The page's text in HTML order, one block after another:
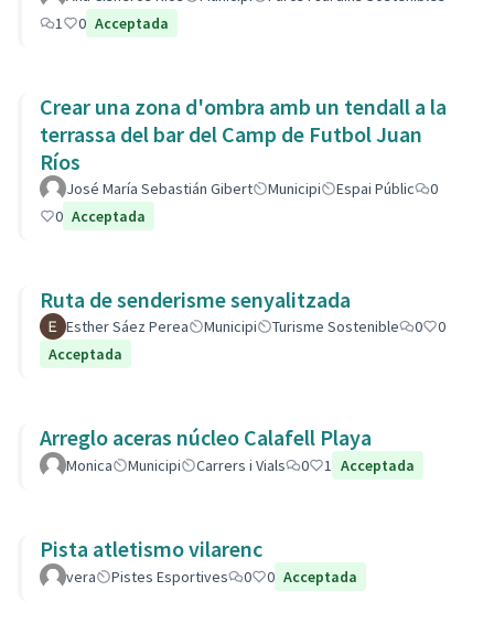
1
0 Acceptada
Crear una zona d'ombra amb un tendall a la
terrassa del bar del Camp de Futbol Juan
Ríos
José María Sebastián Gibert Municipi Espai Públic
0
0 Acceptada
Ruta de senderisme senyalitzada
Esther Sáez Perea Municipi Turisme Sostenible 0
0
Acceptada
Arreglo aceras núcleo Calafell Playa
Monica Municipi Carrers i Vials 0 1 Acceptada
Pista atletismo vilarenc
vera Pistes Esportives 0 0 Acceptada